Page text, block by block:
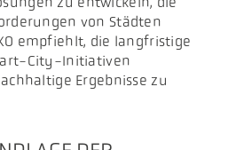
von Städten
empfiehlt, die langfristige
City-Initiativen
Ergebnisse zu